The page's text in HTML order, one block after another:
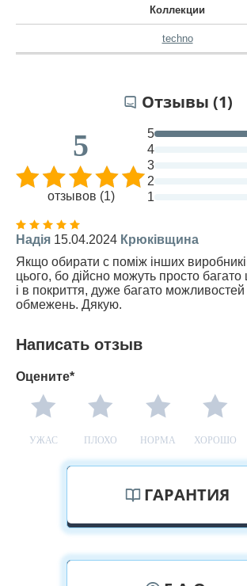
Коллекции
techno
Отзывы (1)
5
отзывов (1)
5
4
3
2
1
Надія 15.04.2024 Крюківщина
Якщо обирати с поміж інших
цього, бо дійсно можуть просто багато
і в покриття, дуже багато можливостей
обмежень. Дякую.
Написать отзыв
Оцените*
УЖАС ПЛОХО НОРМА ХОРОШО
ГАРАНТИЯ